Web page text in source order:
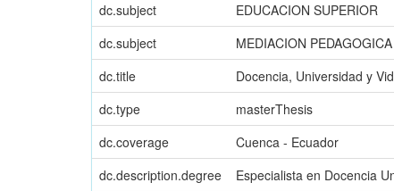
dc.subject
EDUCACION SUPERIOR
dc.subject
MEDIACION PEDAGOGICA
dc.title
Docencia, Universidad y
dc.type
masterThesis
dc.coverage
Cuenca - Ecuador
dc.description.degree
Especialista en Docencia